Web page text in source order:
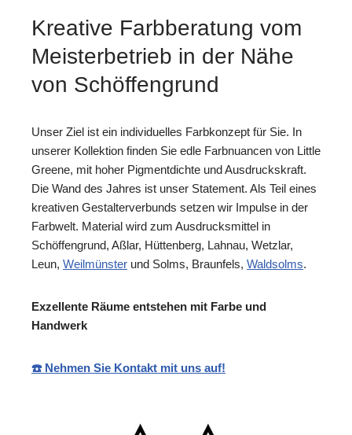
Kreative Farbberatung vom
Meisterbetrieb in der Nähe
von Schöffengrund
Unser Ziel ist ein individuelles Farbkonzept für Sie. In
unserer Kollektion finden Sie edle Farbnuancen von Little
Greene, mit hoher Pigmentdichte und Ausdruckskraft.
Die Wand des Jahres ist unser Statement. Als Teil eines
kreativen Gestalterverbunds setzen wir Impulse in der
Farbwelt. Material wird zum Ausdrucksmittel in
Schöffengrund, Aßlar, Hüttenberg, Lahnau, Wetzlar,
Leun, Weilmünster und Solms, Braunfels, Waldsolms.
Exzellente Räume entstehen mit Farbe und
Handwerk
☎️ Nehmen Sie Kontakt mit uns auf!